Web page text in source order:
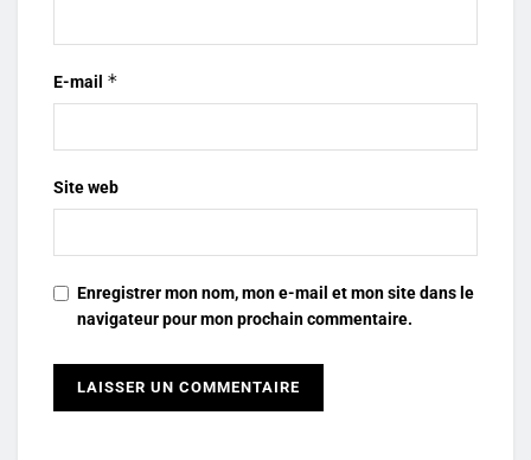
E-mail *
Site web
Enregistrer mon nom, mon e-mail et mon site dans le
navigateur pour mon prochain commentaire.